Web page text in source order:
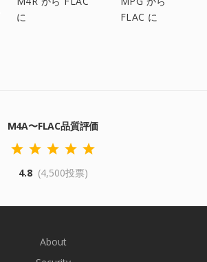
に
FLAC に
M4A〜FLAC品質評価
4.8 (4,500投票)
About